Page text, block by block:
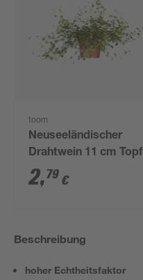
toom
Neuseeländischer
Drahtwein 11 cm Topf
2,79 €
Beschreibung
hoher Echtheitsfaktor